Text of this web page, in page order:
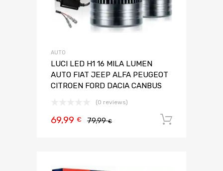
AUTO
LUCI LED H1 16 MILA LUMEN
AUTO FIAT JEEP ALFA PEUGEOT
CITROEN FORD DACIA CANBUS
(0 reviews)
79,99€
69,99 €